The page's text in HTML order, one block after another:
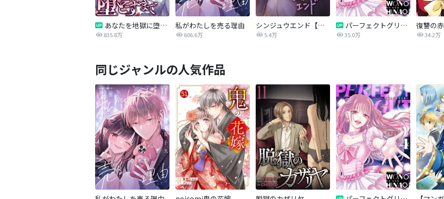
あなたを地獄に堕とすまで
835.8万
私がわたしを売る理由
606.6万
シンジュウエンド【タテヨミ】
5.4万
パーフェクトグリッター
35.0万 34.2万
同じジャンルの人気作品